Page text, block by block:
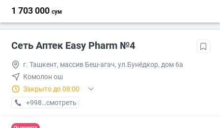
1 703 000 сум
Сеть Аптек Easy Pharm №4
г. Ташкент, массив Беш-агач, ул.Бунёдкор, дом 6а
Комолон ош
Закрыто до 08:00
+998 (71) XXX-XX-XX
смотреть